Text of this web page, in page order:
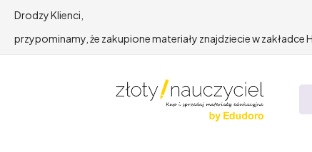
Drodzy Klienci,
przypominamy, że zakupione materiały znajdziecie w zakładce